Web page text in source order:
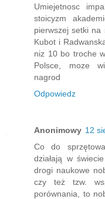
Umiejetnosc
stoicyzm
pierwszej setki na
Kubot i
niz 10 bo troche
Polsce, moze
nagrod
Odpowiedz
Anonimowy 12
Co do
działają w
drogi naukowe
czy też tzw.
porównania, to